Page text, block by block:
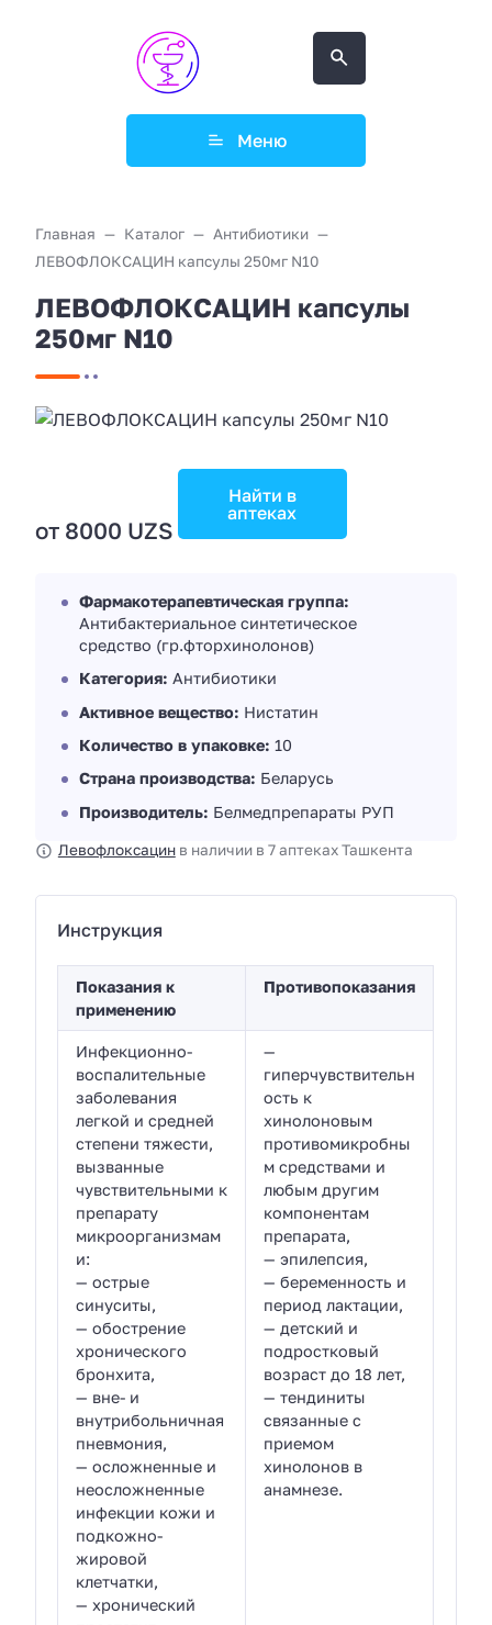
Меню
Главная Каталог
Антибиотики
ЛЕВОФЛОКСАЦИН капсулы 250мг N10
ЛЕВОФЛОКСАЦИН капсулы
250мг N10
от 8000 UZS
Найти в
аптеках
Фармакотерапевтическая группа:
Антибактериальное синтетическое
средство (гр.фторхинолонов)
Категория: Антибиотики
Активное вещество: Нистатин
Количество в упаковке: 10
Страна производства: Беларусь
Производитель: Белмедпрепараты РУП
Левофлоксацинв наличии в 7 аптеках Ташкента
Инструкция
Показания к
применению
Противопоказания
Инфекционно-
воспалительные
заболевания
легкой и средней
степени тяжести,
вызванные
чувствительными к
препарату
микроорганизмам
и:
— острые
синуситы,
— обострение
хронического
бронхита,
— вне- и
внутрибольничная
пневмония,
— осложненные и
неосложненные
инфекции кожи и
подкожно-
жировой
клетчатки,
— хронический
—
гиперчувствительн
ость к
хинолоновым
противомикробны
м средствами и
любым другим
компонентам
препарата,
— эпилепсия,
— беременность и
период лактации,
— детский и
подростковый
возраст до 18 лет,
— тендиниты
связанные с
приемом
хинолонов в
анамнезе.